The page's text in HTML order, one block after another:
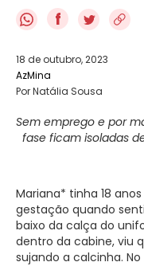
f
18 de outubro, 2023
AzMina
Por Natália Sousa
Sem emprego e por
fase ficam isoladas
Mariana* tinha 18
gestação quando
baixo da calça do
dentro da cabine, viu
sujando a calcinha.